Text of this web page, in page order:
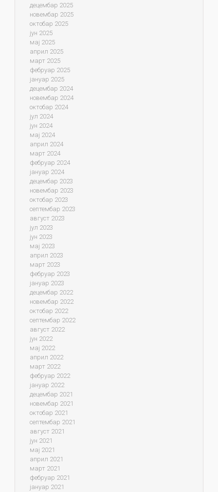
децембар 2025
новембар 2025
октобар 2025
јун 2025
мај 2025
април 2025
март 2025
фебруар 2025
јануар 2025
децембар 2024
новембар 2024
октобар 2024
јул 2024
јун 2024
мај 2024
април 2024
март 2024
фебруар 2024
јануар 2024
децембар 2023
новембар 2023
октобар 2023
септембар 2023
август 2023
јул 2023
јун 2023
мај 2023
април 2023
март 2023
фебруар 2023
јануар 2023
децембар 2022
новембар 2022
октобар 2022
септембар 2022
август 2022
јун 2022
мај 2022
април 2022
март 2022
фебруар 2022
јануар 2022
децембар 2021
новембар 2021
октобар 2021
септембар 2021
август 2021
јун 2021
мај 2021
април 2021
март 2021
фебруар 2021
јануар 2021